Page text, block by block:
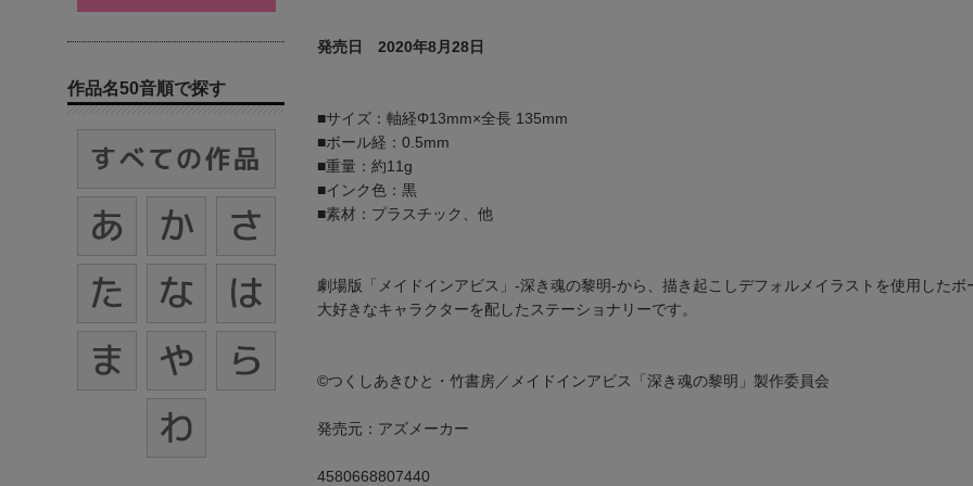
発売日 2020年8月28日
■サイズ：軸経Φ13mm×全長 135mm
■ボール経：0.5mm
■重量：約11g
■インク色：黒
■素材：プラスチック、他
劇場版「メイドインアビス」-深き魂の黎明-から、描き起こしデフォルメイラストを使用したボ
大好きなキャラクターを配したステーショナリーです。
©つくしあきひと・竹書房／メイドインアビス「深き魂の黎明」製作委員会
発売元：アズメーカー
4580668807440
作品名50音順で探す